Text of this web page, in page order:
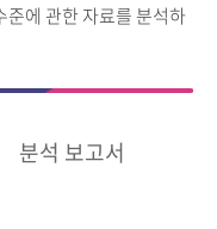
준에 관한 자료를 분석하
분석 보고서